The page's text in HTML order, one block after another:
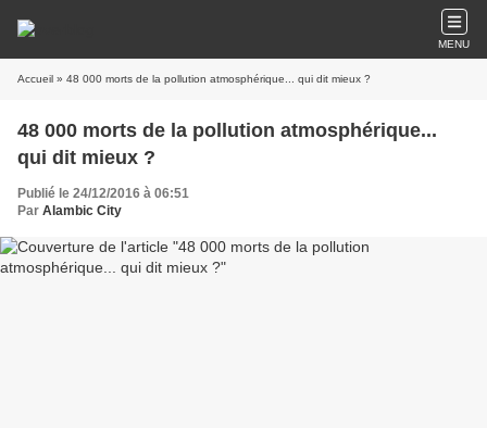
MENU
Accueil » 48 000 morts de la pollution atmosphérique... qui dit mieux ?
48 000 morts de la pollution atmosphérique...
qui dit mieux ?
Publié le 24/12/2016 à 06:51
Par Alambic City